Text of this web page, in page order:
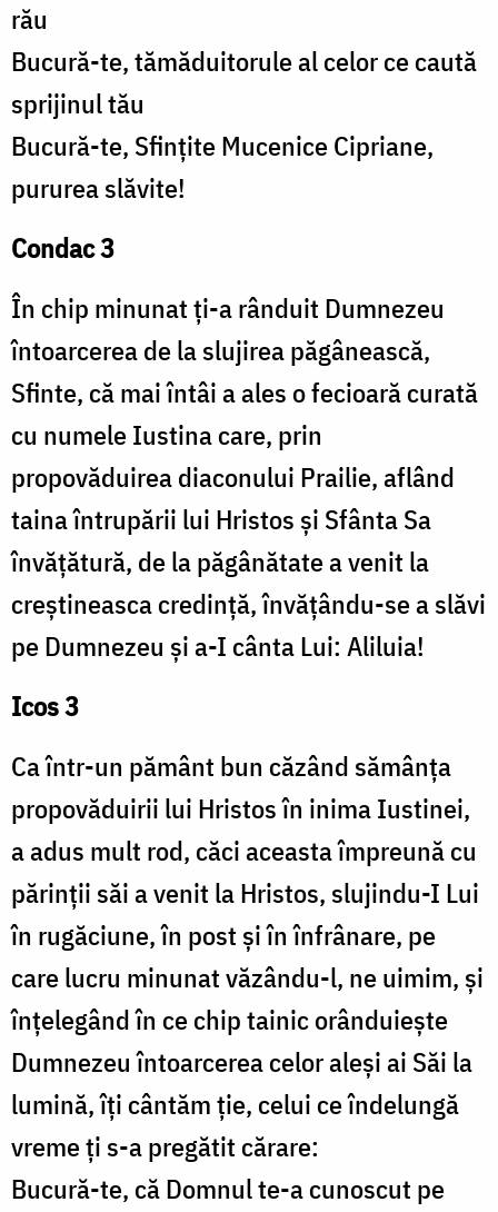
rău
Bucură-te, tămăduitorule al celor ce caută
sprijinul tău
Bucură-te, Sfințite Mucenice Cipriane,
pururea slăvite!
Condac 3
În chip minunat ți-a rânduit Dumnezeu
întoarcerea de la slujirea păgânească,
Sfinte, că mai întâi a ales o fecioară curată
cu numele Iustina care, prin
propovăduirea diaconului Prailie, aflând
taina întrupării lui Hristos și Sfânta Sa
învățătură, de la păgânătate a venit la
creștineasca credință, învățându-se a slăvi
pe Dumnezeu și a-I cânta Lui: Aliluia!
Icos 3
Ca într-un pământ bun căzând sămânța
propovăduirii lui Hristos în inima Iustinei,
a adus mult rod, căci aceasta împreună cu
părinții săi a venit la Hristos, slujindu-I Lui
în rugăciune, în post și în înfrânare, pe
care lucru minunat văzându-l, ne uimim, și
înțelegând în ce chip tainic orânduiește
Dumnezeu întoarcerea celor aleși ai Săi la
lumină, îți cântăm ție, celui ce îndelungă
vreme ți s-a pregătit cărare:
Bucură-te, că Domnul te-a cunoscut pe